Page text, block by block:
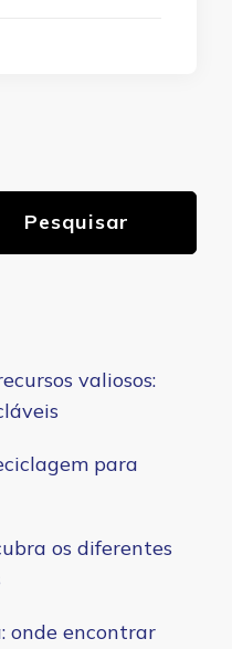
Pesquisar
valiosos:
para
os diferentes
onde encontrar